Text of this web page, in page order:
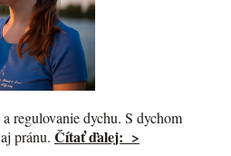
regulovanie dychu. S dychom
pránu. Čítať ďalej: >